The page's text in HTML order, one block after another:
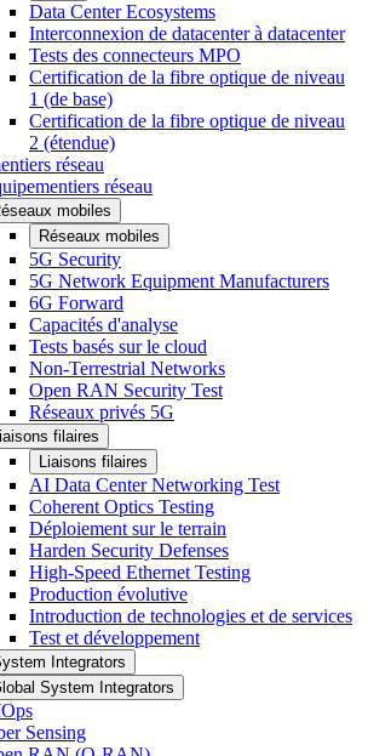
Data Center Ecosystems
Interconnexion de datacenter à datacenter
Tests des connecteurs MPO
Certification de la fibre optique de niveau
1 (de base)
Certification de la fibre optique de niveau
2 (étendue)
réseau
réseau
mobiles
Réseaux mobiles
5G Security
5G Network Equipment Manufacturers
6G Forward
Capacités d'analyse
Tests basés sur le cloud
Non-Terrestrial Networks
Open RAN Security Test
Réseaux privés 5G
filaires
Liaisons filaires
AI Data Center Networking Test
Coherent Optics Testing
Déploiement sur le terrain
Harden Security Defenses
High-Speed Ethernet Testing
Production évolutive
Introduction de technologies et de services
Test et développement
Integrators
System Integrators
Sensing